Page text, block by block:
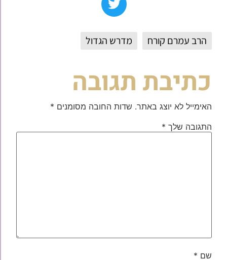
הרב עמרם קורח מדרש הגדול
כתיבת תגובה
האימייל לא יוצג באתר. שדות החובה מסומנים *
התגובה שלך *
שם *